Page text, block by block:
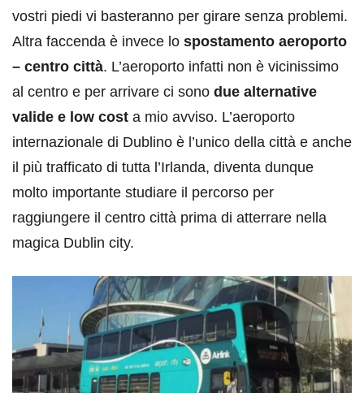
vostri piedi vi basteranno per girare senza problemi.
Altra faccenda è invece lo spostamento aeroporto
– centro città. L’aeroporto infatti non è vicinissimo
al centro e per arrivare ci sono due alternative
valide e low cost a mio avviso. L’aeroporto
internazionale di Dublino è l’unico della città e anche
il più trafficato di tutta l’Irlanda, diventa dunque
molto importante studiare il percorso per
raggiungere il centro città prima di atterrare nella
magica Dublin city.